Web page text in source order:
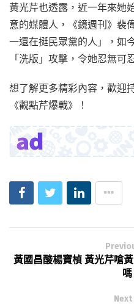
黃光芹也透露，近一年來她
意的媒體人，《鏡週刊》裴
一還在挺民眾黨的人」，如
「洗版」攻擊，令她忍無可
想了解更多精彩內容，歡迎
《觀點芹爆戰》！
黃國昌酸楊寶楨 黃光芹嗆
嗎